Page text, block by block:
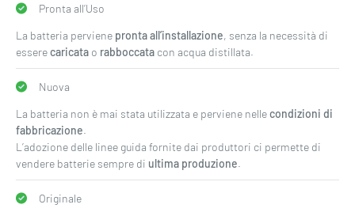
Pronta all’Uso
La batteria perviene pronta all’installazione, senza la necessità di
esserecaricata o rabboccata con acqua distillata.
Nuova
La batteria non è mai stata utilizzata e perviene nellecondizioni di
fabbricazione.
L’adozione delle linee guida fornite dai produttori ci permette di
vendere batterie sempre di ultima produzione.
Originale